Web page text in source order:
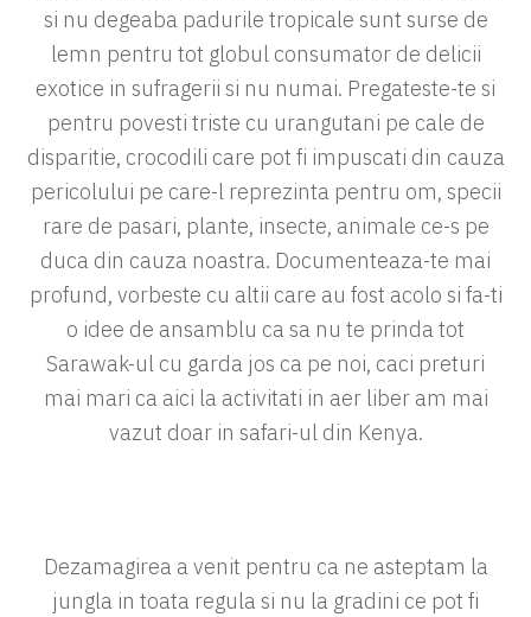
si nu degeaba padurile tropicale sunt surse de
lemn pentru tot globul consumator de delicii
exotice in sufragerii si nu numai. Pregateste-te si
pentru povesti triste cu urangutani pe cale de
disparitie, crocodili care pot fi impuscati din cauza
pericolului pe care-l reprezinta pentru om, specii
rare de pasari, plante, insecte, animale ce-s pe
duca din cauza noastra. Documenteaza-te mai
profund, vorbeste cu altii care au fost acolo si fa-ti
o idee de ansamblu ca sa nu te prinda tot
Sarawak-ul cu garda jos ca pe noi, caci preturi
mai mari ca aici la activitati in aer liber am mai
vazut doar in safari-ul din Kenya.
Dezamagirea a venit pentru ca ne asteptam la
jungla in toata regula si nu la gradini ce pot fi